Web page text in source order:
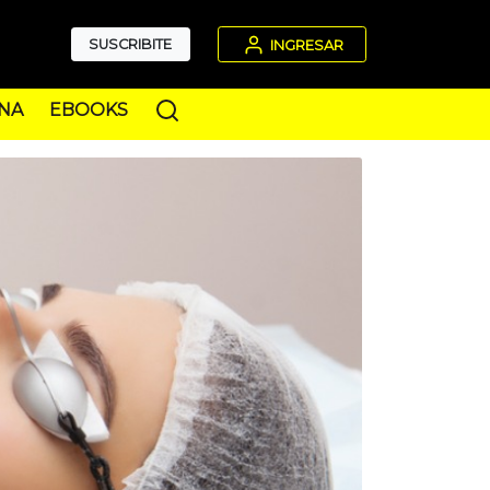
SUSCRIBITE INGRESAR
EBOOKS